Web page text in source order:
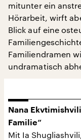
mitunter ein
Hörarbeit, wirft
Blick auf eine
Familiendramen
undramatisch
Nana
Familie“
Mit Ia